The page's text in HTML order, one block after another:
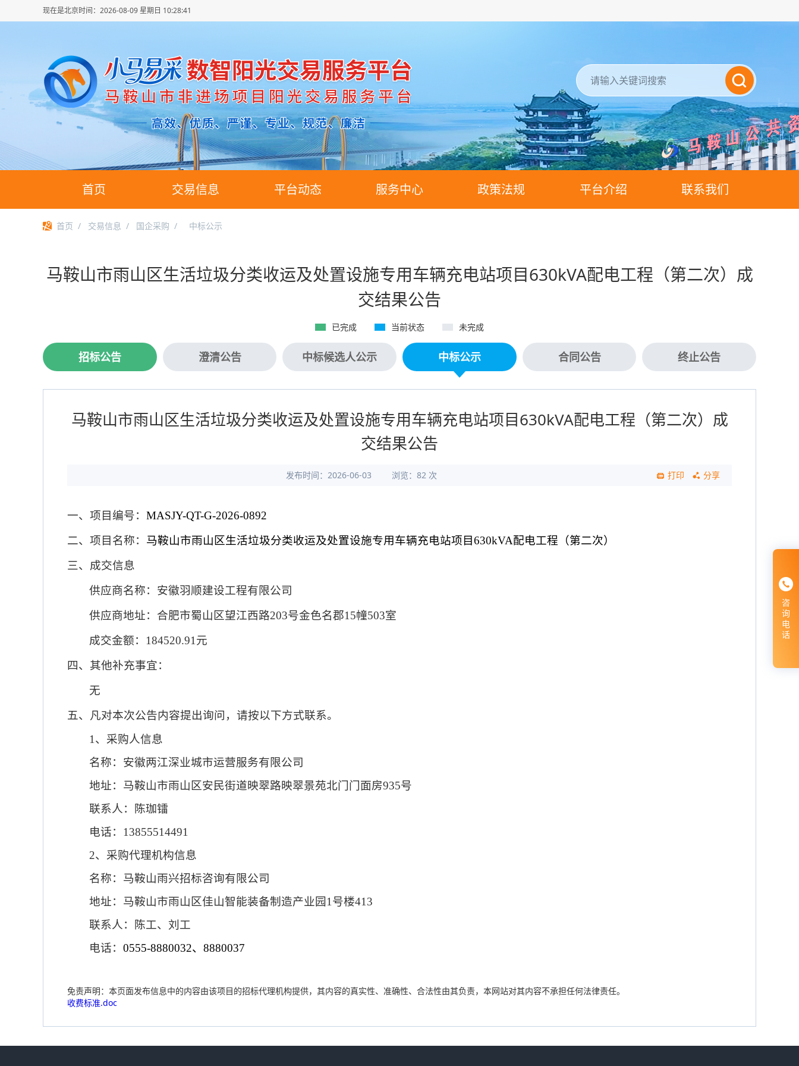
现在是北京时间： 2026-08-09 星期日 10:28:42
首页 交易信息 平台动态 服务中心 政策法规 平台介绍 联系我们
咨
询
电
话
首页 / 交易信息 / 国企采购 / 中标公示
马鞍山市雨山区生活垃圾分类收运及处置设施专用车辆充电站项目630kVA配电工程（第二次）成
交结果公告
已完成 当前状态 未完成
招标公告 澄清公告 中标候选人公示 中标公示 合同公告 终止公告
马鞍山市雨山区生活垃圾分类收运及处置设施专用车辆充电站项目630kVA配电工程（第二次）成
交结果公告
发布时间：2026-06-03 浏览： 82 次 分享
打印
一、 项目编号： MASJY-QT-G-2026-0892
二、项目名称： 马鞍山市雨山区生活垃圾分类收运及处置设施专用车辆充电站项目630kVA配电工程（第二次）
三、成交信息
供应商名称： 安徽羽顺建设工程有限公司
供应商地址： 合肥市蜀山区望江西路203号金色名郡15幢503室
成交金额： 184520.91元
四、其他补充事宜：
无
五、凡对本次公告内容提出询问，请按以下方式联系。
1、采购人信息
名称： 安徽两江深业城市运营服务有限公司
地址： 马鞍山市雨山区安民街道映翠路映翠景苑北门门面房935号
联系人：
陈珈镭
电话： 13855514491
2、采购代理机构信息
名称：马鞍山雨兴招标咨询有限公司
地址：马鞍山市雨山区佳山智能装备制造产业园1号楼413
联系人：
陈工、刘 工
电话：0555-8880032、8880037
免责声明：本页面发布信息中的内容由该项目的招标代理机构提供，其内容的真实性、准确性、合法性由其负责，本网站对其内容不承担任何法律责任。
收费标准.doc